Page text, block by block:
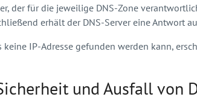
der für die jeweilige DNS-Zone
erhält der DNS-Server eine Antwort
keine IP-Adresse gefunden werden kann,
und Ausfall von